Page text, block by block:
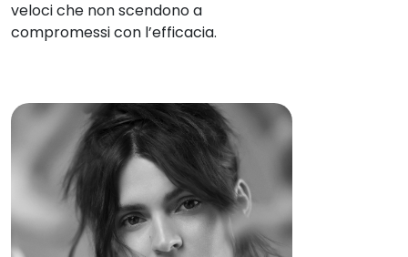
veloci che non scendono a
compromessi con l’efficacia.